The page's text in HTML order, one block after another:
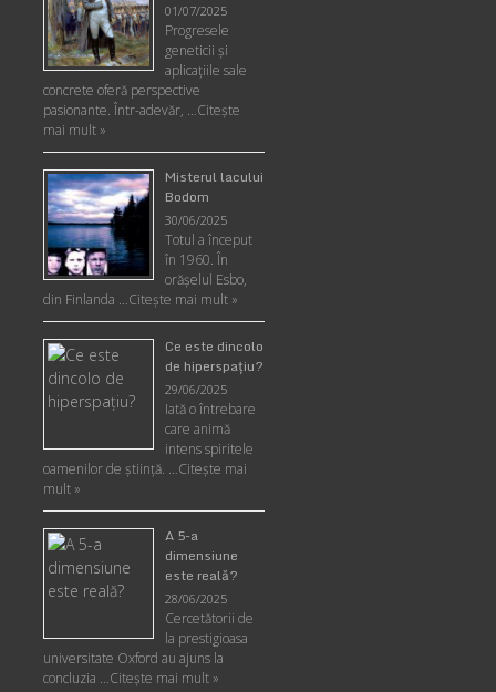
01/07/2025
Progresele
geneticii şi
aplicaţiile sale
concrete oferă perspective
pasionante. Într-adevăr, …Citește
mai mult »
Misterul lacului
Bodom
30/06/2025
Totul a început
în 1960. În
orășelul Esbo,
din Finlanda …Citește mai mult »
Ce este dincolo
de hiperspaţiu?
29/06/2025
Iată o întrebare
care animă
intens spiritele
oamenilor de ştiinţă. …Citește mai
mult »
A 5-a
dimensiune
este reală?
28/06/2025
Cercetătorii de
la prestigioasa
universitate Oxford au ajuns la
concluzia …Citește mai mult »